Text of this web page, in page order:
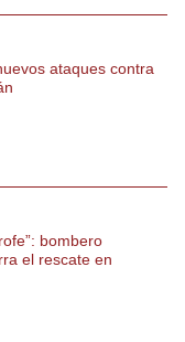
ataques contra
bombero
el rescate en